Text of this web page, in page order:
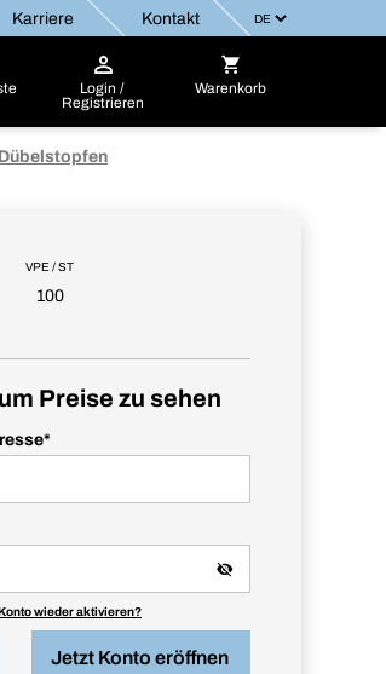
Karriere Kontakt
Login /
Registrieren
Warenkorb
Dübelstopfen
VPE / ST
100
Preise zu sehen
*
wieder aktivieren?
Jetzt Konto eröffnen